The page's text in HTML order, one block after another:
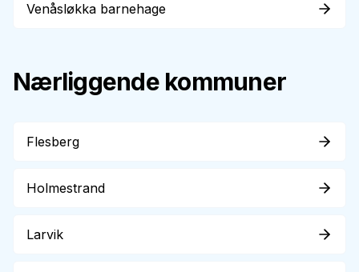
Venåsløkka barnehage
Nærliggende kommuner
Flesberg
Holmestrand
Larvik